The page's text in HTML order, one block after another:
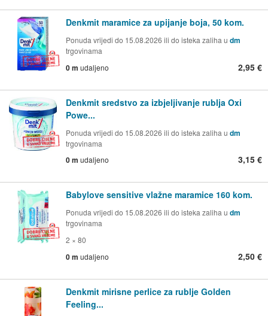
Denkmit maramice za upijanje boja, 50 kom.
Ponuda vrijedi do 15.08.2026 ili do isteka zaliha u dm
trgovinama
0 m udaljeno 2,95 €
Denkmit sredstvo za izbjeljivanje rublja Oxi
Powe...
Ponuda vrijedi do 15.08.2026 ili do isteka zaliha u dm
trgovinama
0 m udaljeno 3,15 €
Babylove sensitive vlažne maramice 160 kom.
Ponuda vrijedi do 15.08.2026 ili do isteka zaliha u dm
trgovinama
2 × 80
0 m udaljeno 2,50 €
Denkmit mirisne perlice za rublje Golden
Feeling...